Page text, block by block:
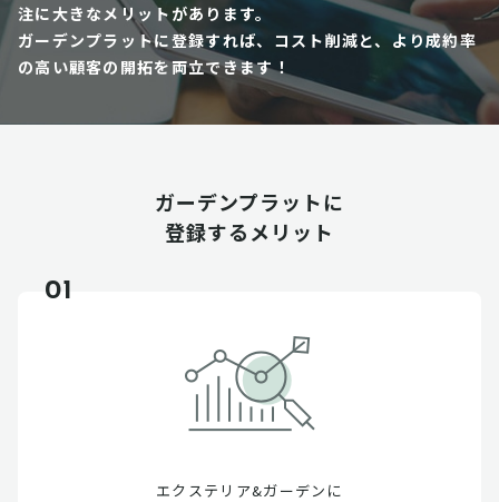
注に大きなメリットがあります。
ガーデンプラットに登録すれば、コスト削減と、より成約率
の高い顧客の開拓を両立できます！
ガーデンプラットに
登録するメリット
01
エクステリア&ガーデンに